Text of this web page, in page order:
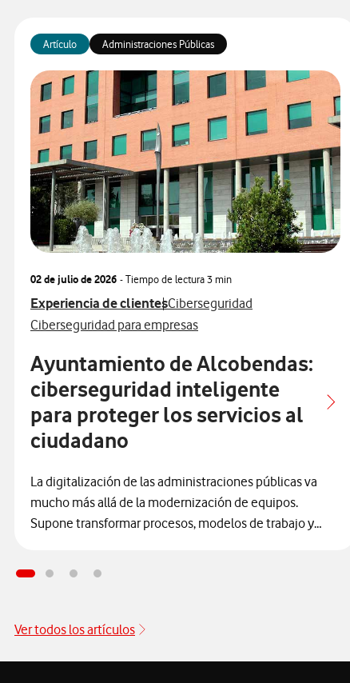
Artículo Administraciones Públicas
02 de julio de 2026 - Tiempo de lectura3 min
Ver más articulos relacionados con
Experiencia de clientesVer más artículos con
Ciberseguridad
Ver más artículos con
Ciberseguridad para empresas
Ayuntamiento de Alcobendas:
ciberseguridad inteligente
para proteger los servicios al
ciudadano
La digitalización de las administraciones públicas va
mucho más allá de la modernización de equipos.
Supone transformar procesos, modelos de trabajo y
ciberseguridadcomo un elemento estructural y
Ver todos los artículos